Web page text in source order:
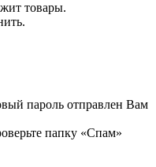
товары.
пароль отправлен Вам
папку «Спам»